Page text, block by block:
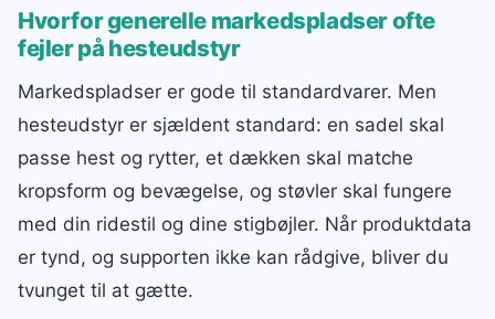
Hvorfor generelle markedspladser ofte
fejler på hesteudstyr
Markedspladser er gode til standardvarer. Men
hesteudstyr er sjældent standard: en sadel skal
passe hest og rytter, et dækken skal matche
kropsform og bevægelse, og støvler skal fungere
med din ridestil og dine stigbøjler. Når produktdata
er tynd, og supporten ikke kan rådgive, bliver du
tvunget til at gætte.